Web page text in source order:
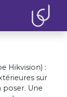
Hikvision) :
sur
Une